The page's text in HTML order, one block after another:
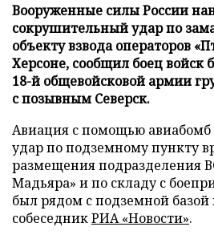
Вооруженные силы России
сокрушительный удар по
объекту взвода операторов
Херсоне, сообщил боец войск
18-й общевойсковой армии
с позывным Северск.
Авиация с помощью
удар по подземному пункту
размещения подразделения
Мадьяра» и по складу с
был рядом с подземной базой
собеседникРИА «Новости».